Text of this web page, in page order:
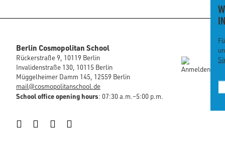
Berlin Cosmopolitan School
Rückerstraße 9, 10119 Berlin
Invalidenstraße 130, 10115 Berlin
Müggelheimer Damm 145, 12559 Berlin
mail@cosmopolitanschool.de
School office opening hours: 07:30 a.m.–5:00 p.m.
InstagramFacebookLinkedIn